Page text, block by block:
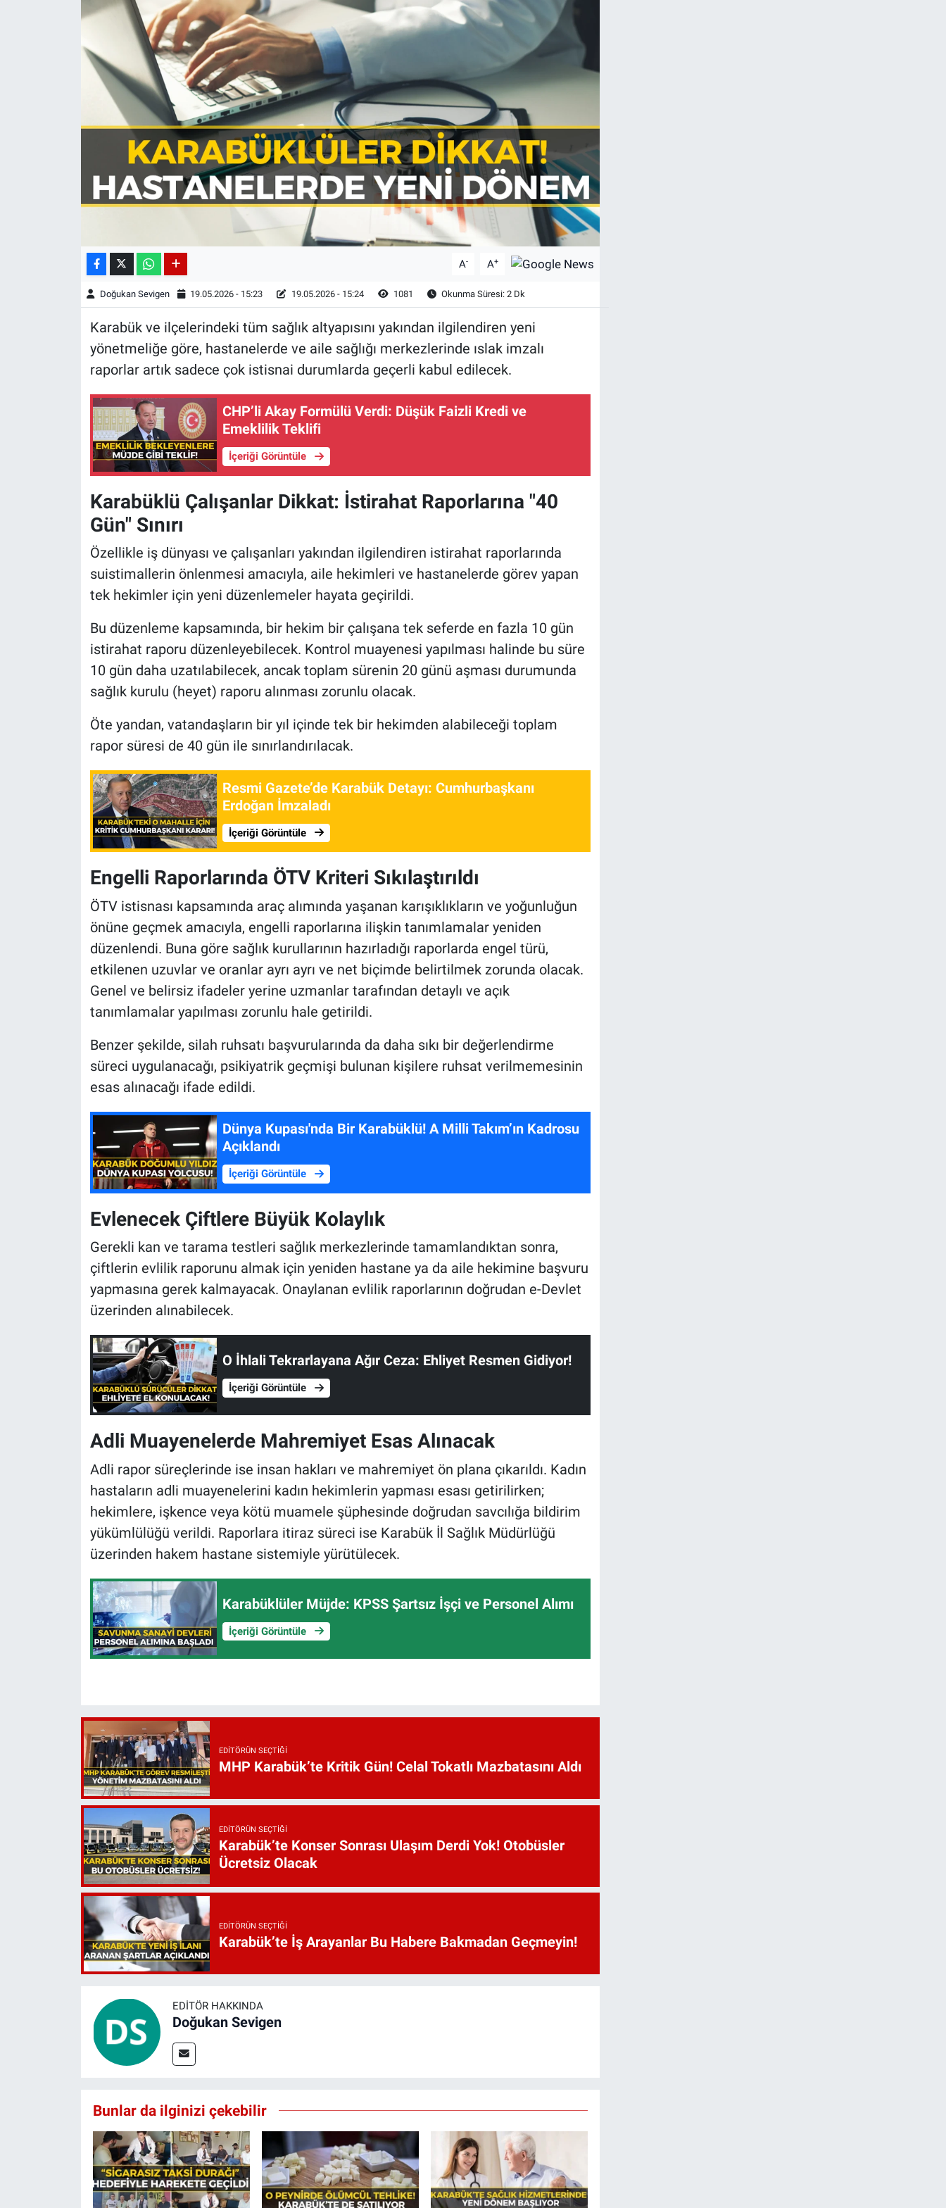
A- A+
Doğukan Sevigen 19.05.2026 - 15:23 19.05.2026 - 15:24 1081 Okunma Süresi: 2 Dk
Karabük ve ilçelerindeki tüm sağlık altyapısını yakından ilgilendiren yeni
yönetmeliğe göre, hastanelerde ve aile sağlığı merkezlerinde ıslak imzalı
raporlar artık sadece çok istisnai durumlarda geçerli kabul edilecek.
CHP’li Akay Formülü Verdi: Düşük Faizli Kredi ve
Emeklilik Teklifi
İçeriği Görüntüle
Karabüklü Çalışanlar Dikkat: İstirahat Raporlarına "40
Gün" Sınırı
Özellikle iş dünyası ve çalışanları yakından ilgilendiren istirahat raporlarında
suistimallerin önlenmesi amacıyla, aile hekimleri ve hastanelerde görev yapan
tek hekimler için yeni düzenlemeler hayata geçirildi.
Bu düzenleme kapsamında, bir hekim bir çalışana tek seferde en fazla 10 gün
istirahat raporu düzenleyebilecek. Kontrol muayenesi yapılması halinde bu süre
10 gün daha uzatılabilecek, ancak toplam sürenin 20 günü aşması durumunda
sağlık kurulu (heyet) raporu alınması zorunlu olacak.
Öte yandan, vatandaşların bir yıl içinde tek bir hekimden alabileceği toplam
rapor süresi de 40 gün ile sınırlandırılacak.
Resmi Gazete’de Karabük Detayı: Cumhurbaşkanı
Erdoğan İmzaladı
İçeriği Görüntüle
Engelli Raporlarında ÖTV Kriteri Sıkılaştırıldı
ÖTV istisnası kapsamında araç alımında yaşanan karışıklıkların ve yoğunluğun
önüne geçmek amacıyla, engelli raporlarına ilişkin tanımlamalar yeniden
düzenlendi. Buna göre sağlık kurullarının hazırladığı raporlarda engel türü,
etkilenen uzuvlar ve oranlar ayrı ayrı ve net biçimde belirtilmek zorunda olacak.
Genel ve belirsiz ifadeler yerine uzmanlar tarafından detaylı ve açık
tanımlamalar yapılması zorunlu hale getirildi.
Benzer şekilde, silah ruhsatı başvurularında da daha sıkı bir değerlendirme
süreci uygulanacağı, psikiyatrik geçmişi bulunan kişilere ruhsat verilmemesinin
esas alınacağı ifade edildi.
Dünya Kupası'nda Bir Karabüklü! A Milli Takım’ın Kadrosu
Açıklandı
İçeriği Görüntüle
Evlenecek Çiftlere Büyük Kolaylık
Gerekli kan ve tarama testleri sağlık merkezlerinde tamamlandıktan sonra,
çiftlerin evlilik raporunu almak için yeniden hastane ya da aile hekimine başvuru
yapmasına gerek kalmayacak. Onaylanan evlilik raporlarının doğrudan e-Devlet
üzerinden alınabilecek.
O İhlali Tekrarlayana Ağır Ceza: Ehliyet Resmen Gidiyor!
İçeriği Görüntüle
Adli Muayenelerde Mahremiyet Esas Alınacak
Adli rapor süreçlerinde ise insan hakları ve mahremiyet ön plana çıkarıldı. Kadın
hastaların adli muayenelerini kadın hekimlerin yapması esası getirilirken;
hekimlere, işkence veya kötü muamele şüphesinde doğrudan savcılığa bildirim
yükümlülüğü verildi. Raporlara itiraz süreci ise Karabük İl Sağlık Müdürlüğü
üzerinden hakem hastane sistemiyle yürütülecek.
Karabüklüler Müjde: KPSS Şartsız İşçi ve Personel Alımı
İçeriği Görüntüle
EDITÖRÜN SEÇTIĞI
MHP Karabük’te Kritik Gün! Celal Tokatlı Mazbatasını Aldı
EDITÖRÜN SEÇTIĞI
Karabük’te Konser Sonrası Ulaşım Derdi Yok! Otobüsler
Ücretsiz Olacak
EDITÖRÜN SEÇTIĞI
Karabük’te İş Arayanlar Bu Habere Bakmadan Geçmeyin!
EDITÖR HAKKINDA
Doğukan Sevigen
Bunlar da ilginizi çekebilir